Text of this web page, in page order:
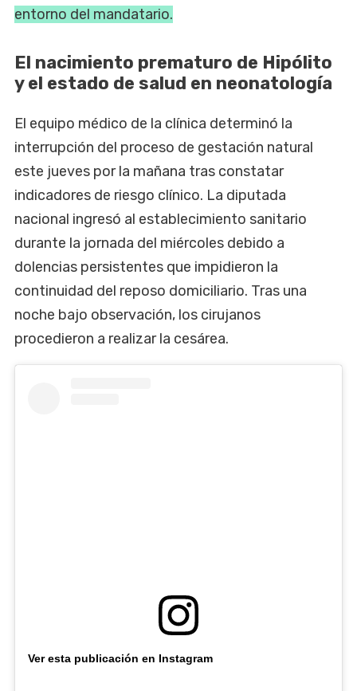
entorno del mandatario.
El nacimiento prematuro de Hipólito
y el estado de salud en neonatología
El equipo médico de la clínica determinó la
interrupción del proceso de gestación natural
este jueves por la mañana tras constatar
indicadores de riesgo clínico. La diputada
nacional ingresó al establecimiento sanitario
durante la jornada del miércoles debido a
dolencias persistentes que impidieron la
continuidad del reposo domiciliario. Tras una
noche bajo observación, los cirujanos
procedieron a realizar la cesárea.
Ver esta publicación en Instagram